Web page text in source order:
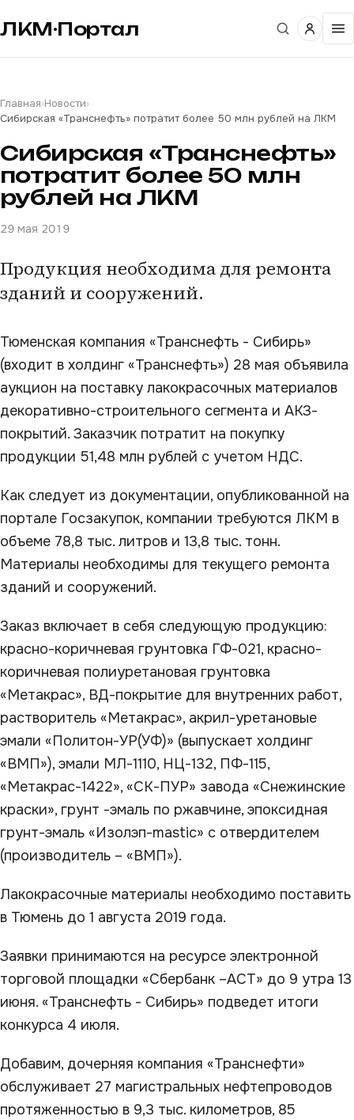
ЛКМ·Портал
Главная›Новости›
Сибирская «Транснефть» потратит более 50 млн рублей на ЛКМ
Сибирская «Транснефть»
потратит более 50 млн
рублей на ЛКМ
29 мая 2019
Продукция необходима для ремонта
зданий и сооружений.
Тюменская компания «Транснефть - Сибирь»
(входит в холдинг «Транснефть») 28 мая объявила
аукцион на поставку лакокрасочных материалов
декоративно-строительного сегмента и АКЗ-
покрытий. Заказчик потратит на покупку
продукции 51,48 млн рублей с учетом НДС.
Как следует из документации, опубликованной на
портале Госзакупок, компании требуются ЛКМ в
объеме 78,8 тыс. литров и 13,8 тыс. тонн.
Материалы необходимы для текущего ремонта
зданий и сооружений.
Заказ включает в себя следующую продукцию:
красно-коричневая грунтовка ГФ-021, красно-
коричневая полиуретановая грунтовка
«Метакрас», ВД-покрытие для внутренних работ,
растворитель «Метакрас», акрил-уретановые
эмали «Политон-УР(УФ)» (выпускает холдинг
«ВМП»), эмали МЛ-1110, НЦ-132, ПФ-115,
«Метакрас-1422», «СК-ПУР» завода «Снежинские
краски», грунт -эмаль по ржавчине, эпоксидная
грунт-эмаль «Изолэп-mastic» с отвердителем
(производитель – «ВМП»).
Лакокрасочные материалы необходимо поставить
в Тюмень до 1 августа 2019 года.
Заявки принимаются на ресурсе электронной
торговой площадки «Сбербанк –АСТ» до 9 утра 13
июня. «Транснефть - Сибирь» подведет итоги
конкурса 4 июля.
Добавим, дочерняя компания «Транснефти»
обслуживает 27 магистральных нефтепроводов
протяженностью в 9,3 тыс. километров, 85